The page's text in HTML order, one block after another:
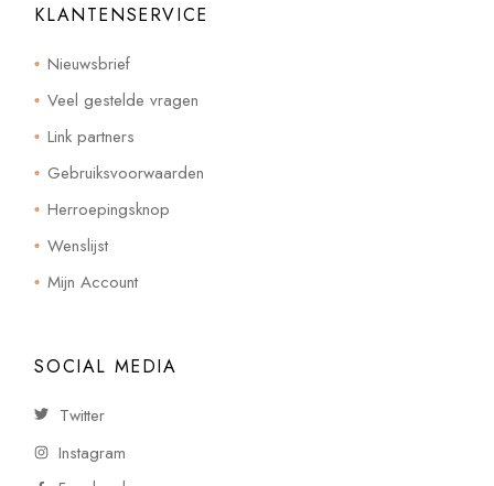
KLANTENSERVICE
Nieuwsbrief
Veel gestelde vragen
Link partners
Gebruiksvoorwaarden
Herroepingsknop
Wenslijst
Mijn Account
SOCIAL MEDIA
Twitter
Instagram